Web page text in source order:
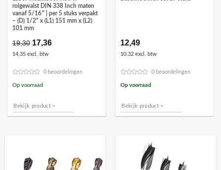
rolgewalst DIN 338 Inch maten
vanaf 5/16″ | per 5 stuks verpakt
– (D) 1/2” x (L1) 151 mm x (L2)
101 mm
19,30 Oorspronkelijke
prijs
was:
17,36Huidige
14,35 excl. btw
0 beoordelingen
Op voorraad
Bekijk product >
12,49
10.32 excl. btw
0 beoordelingen
Op voorraad
Bekijk product >